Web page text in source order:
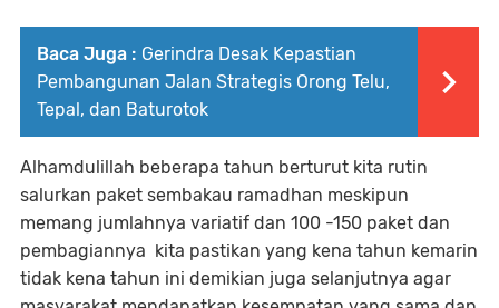
Baca Juga : Gerindra Desak Kepastian
Pembangunan Jalan Strategis Orong Telu,
Tepal, dan Baturotok
Alhamdulillah beberapa tahun berturut kita rutin
salurkan paket sembakau ramadhan meskipun
memang jumlahnya variatif dan 100 -150 paket dan
pembagiannya kita pastikan yang kena tahun kemarin
tidak kena tahun ini demikian juga selanjutnya agar